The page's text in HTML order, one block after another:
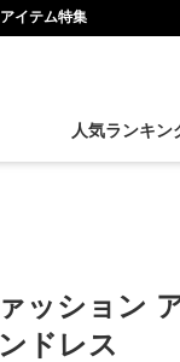
イテム特集
人気ランキン
ッション
ドレス